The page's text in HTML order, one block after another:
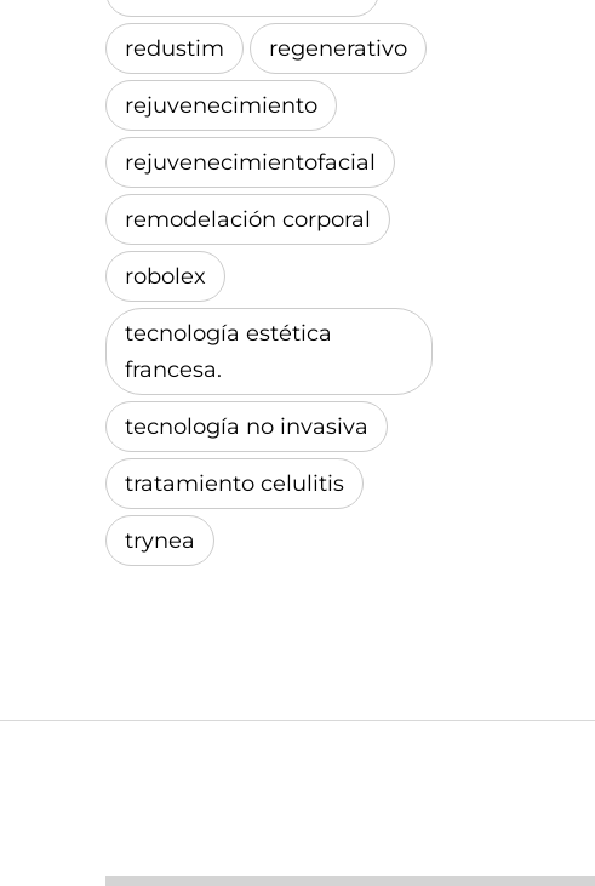
redustim regenerativo
rejuvenecimiento
rejuvenecimientofacial
remodelación corporal
robolex
tecnología estética
francesa.
tecnología no invasiva
tratamiento celulitis
trynea